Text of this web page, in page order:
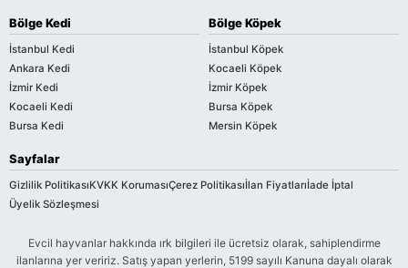
Bölge Kedi
İstanbul Kedi
Ankara Kedi
İzmir Kedi
Kocaeli Kedi
Bursa Kedi
Bölge Köpek
İstanbul Köpek
Kocaeli Köpek
İzmir Köpek
Bursa Köpek
Mersin Köpek
Sayfalar
Gizlilik PolitikasıKVKK KorumasıÇerez Politikasıİlan Fiyatlarıİade İptal
Üyelik Sözleşmesi
Evcil hayvanlar hakkında ırk bilgileri ile ücretsiz olarak, sahiplendirme
ilanlarına yer veririz. Satış yapan yerlerin, 5199 sayılı Kanuna dayalı olarak